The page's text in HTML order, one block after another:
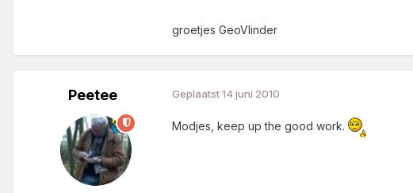
groetjes GeoVlinder
Peetee Geplaatst14 juni 2010
Modjes, keep up the good work.